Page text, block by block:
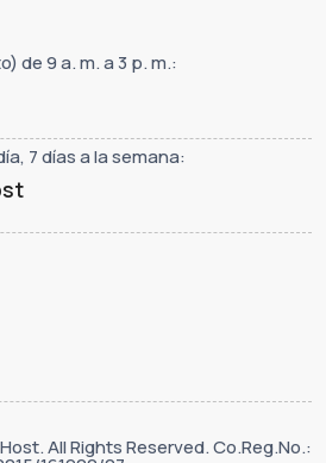
de 9 a. m. a 3 p. m.:
7 días a la semana:
All Rights Reserved. Co.Reg.No.: